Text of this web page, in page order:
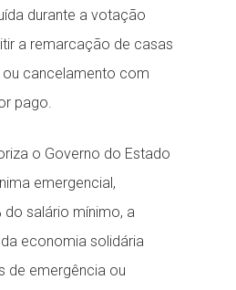
durante a votação
a remarcação de casas
cancelamento com
pago.
o Governo do Estado
emergencial,
do salário mínimo, a
economia solidária
de emergência ou